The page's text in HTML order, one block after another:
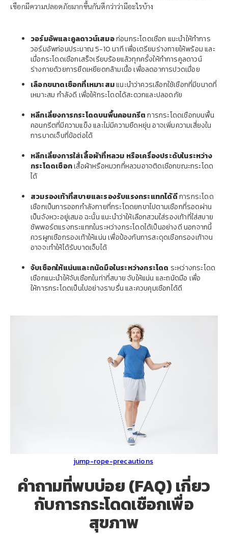
เชือกมีความปลอดภัยมากขึ้นกันดีกว่าว่ามีอะไรบ้าง
วอร์มอัพและคูลดาวน์เสมอก่อนกระโดดเชือก แนะนำให้ทำการ
วอร์มอัพก่อนประมาณ 5-10 นาที เพื่อเตรียมร่างกายให้พร้อม และ
เมื่อกระโดดเชือกเสร็จเรียบร้อยแล้วทุกครั้งให้ทำการคูลดาวน์
ร่างกายด้วยการยืดเหยียดกล้ามเนื้อ เพื่อลดอาการปวดเมื่อย
เลือกขนาดเชือกที่เหมาะสมแนะนำว่าควรเลือกใช้เชือกที่มีขนาดที่
เหมาะสม กำลังดี เพื่อให้กระโดดได้สะดวกและปลอดภัย
หลีกเลี่ยงการกระโดดบนพื้นคอนกรีตการกระโดดเชือกบนพื้น
คอนกรีตที่มีความแข็ง และไม่มีความยืดหยุ่น อาจเพิ่มความเสี่ยงใน
การบาดเจ็บที่ข้อต่อได้
หลีกเลี่ยงการใส่เสื้อผ้าที่หลวม หรือเครื่องประดับในระหว่าง
กระโดดเชือกเสื้อผ้าหรือหมวกที่หลวมอาจติดเชือกขณะกระโดด
ได้
สวมรองเท้าที่สบายและรองรับแรงกระแทกได้ดีการกระโดด
เชือกเป็นการออกกำลังกายที่กระโดดยกขาไปตามเชือกที่รอดผ่าน
เป็นจังหวะอยู่เสมอ ฉะนั้น แนะนำว่าให้เลือกสวมใส่รองเท้าที่ใส่สบาย
ซัพพอร์ตแรงกระแทกในระหว่างกระโดดได้เป็นอย่างดี นอกจากนี้
ควรผูกเชือกรองเท้าให้แน่น เพื่อป้องกันการสะดุดเชือกรองเท้าจน
อาจจะทำให้ได้รับบาดเจ็บได้
จับเชือกให้แน่นและถนัดมือในระหว่างกระโดด ระหว่างกระโดด
เชือกแนะนำให้จับเชือกในท่าที่สบาย จับให้แน่น และถนัดมือ เพื่อ
ให้การกระโดดเป็นไปอย่างราบรื่น และควบคุมเชือกได้ดี
jump-rope-precautions
คำถามที่พบบ่อย (FAQ) เกี่ยว
กับการกระโดดเชือกเพื่อ
สุขภาพ